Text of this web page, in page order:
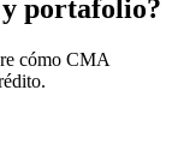
portafolio?
cómo CMA